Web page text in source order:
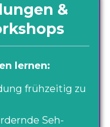
&
lernen:
frühzeitig zu
Seh-